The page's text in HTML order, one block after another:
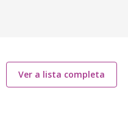
Ver a lista completa